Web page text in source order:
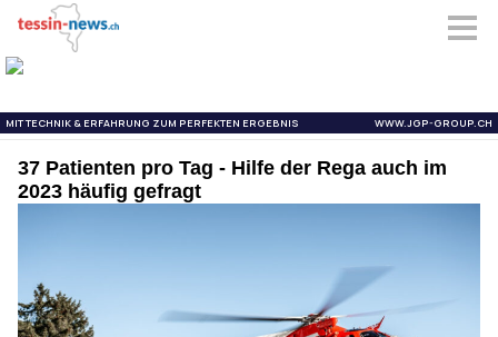
37 Patienten pro Tag - Hilfe der Rega auch im
2023 häufig gefragt